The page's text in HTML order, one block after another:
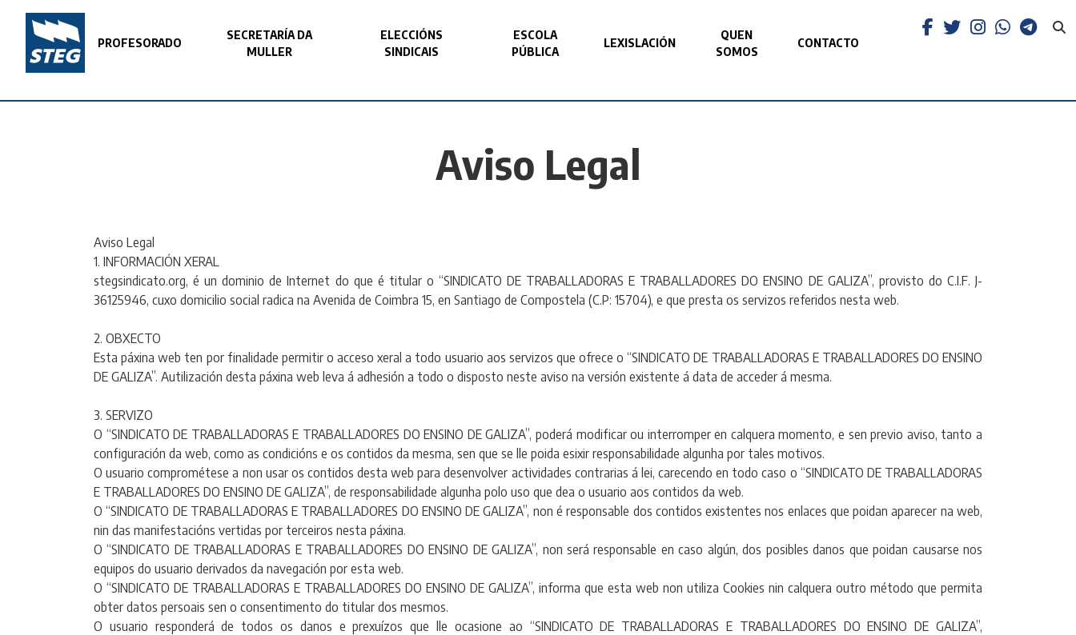
PROFESORADO
SECRETARÍA DA
MULLER
ELECCIÓNS
SINDICAIS
ESCOLA
PÚBLICA
LEXISLACIÓN
QUEN
SOMOS
CONTACTO
Aviso Legal
Aviso Legal
1. INFORMACIÓN XERAL
stegsindicato.org, é un dominio de Internet do que é titular o “SINDICATO DE TRABALLADORAS E TRABALLADORES DO ENSINO DE GALIZA”, provisto do C.I.F. J-
36125946, cuxo domicilio social radica na Avenida de Coimbra 15, en Santiago de Compostela (C.P: 15704), e que presta os servizos referidos nesta web.
2. OBXECTO
Esta páxina web ten por finalidade permitir o acceso xeral a todo usuario aos servizos que ofrece o “SINDICATO DE TRABALLADORAS E TRABALLADORES DO ENSINO
DE GALIZA”. Autilización desta páxina web leva á adhesión a todo o disposto neste aviso na versión existente á data de acceder á mesma.
3. SERVIZO
O “SINDICATO DE TRABALLADORAS E TRABALLADORES DO ENSINO DE GALIZA”, poderá modificar ou interromper en calquera momento, e sen previo aviso, tanto a
configuración da web, como as condicións e os contidos da mesma, sen que se lle poida esixir responsabilidade algunha por tales motivos.
O usuario comprométese a non usar os contidos desta web para desenvolver actividades contrarias á lei, carecendo en todo caso o “SINDICATO DE TRABALLADORAS
E TRABALLADORES DO ENSINO DE GALIZA”, de responsabilidade algunha polo uso que dea o usuario aos contidos da web.
O “SINDICATO DE TRABALLADORAS E TRABALLADORES DO ENSINO DE GALIZA”, non é responsable dos contidos existentes nos enlaces que poidan aparecer na web,
nin das manifestacións vertidas por terceiros nesta páxina.
O “SINDICATO DE TRABALLADORAS E TRABALLADORES DO ENSINO DE GALIZA”, non será responsable en caso algún, dos posibles danos que poidan causarse nos
equipos do usuario derivados da navegación por esta web.
O “SINDICATO DE TRABALLADORAS E TRABALLADORES DO ENSINO DE GALIZA”, informa que esta web non utiliza Cookies nin calquera outro método que permita
obter datos persoais sen o consentimento do titular dos mesmos.
O usuario responderá de todos os danos e prexuízos que lle ocasione ao “SINDICATO DE TRABALLADORAS E TRABALLADORES DO ENSINO DE GALIZA”,